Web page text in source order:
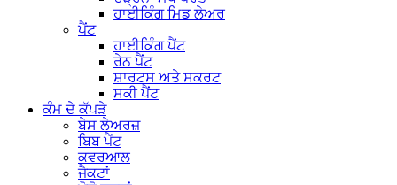
ਹਾਈਕਿੰਗ ਮਿਡ ਲੇਅਰ
ਪੈਂਟ
ਹਾਈਕਿੰਗ ਪੈਂਟ
ਰੇਨ ਪੈਂਟ
ਸ਼ਾਰਟਸ ਅਤੇ ਸਕਰਟ
ਸਕੀ ਪੈਂਟ
ਕੰਮ ਦੇ ਕੱਪੜੇ
ਬੇਸ ਲੇਅਰਜ਼
ਬਿਬ ਪੈਂਟ
ਕਵਰਆਲ
ਜੈਕਟਾਂ